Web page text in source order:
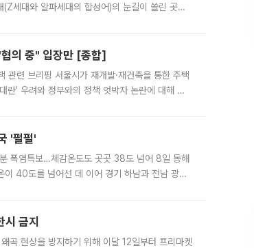
세대와 알파세대의 합성어)의 눈길이 쏠린 곳은
의 중" 입장만 [종합]
관련 브리핑 서울시가 재개발·재건축을 통한 주택
란' 우려와 정부와의 정책 엇박자 논란에 대해 정
'펄펄'
폭염특보…체감온도도 곳곳 38도 넘어 8일 동해
이 40도를 넘어선 데 이어 경기 하남과 전남 광양
금지
곡 현상을 방지하기 위해 이달 12일부터 프리마켓